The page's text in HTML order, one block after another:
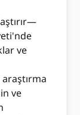
ve
ve